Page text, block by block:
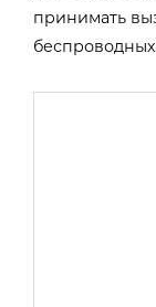
принимать
беспроводных